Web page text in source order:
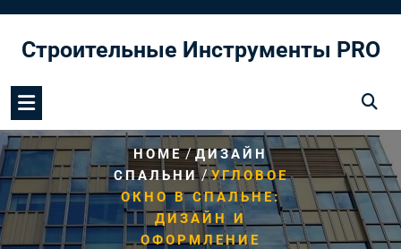
содержимому
Строительные Инструменты PRO
HOME/ДИЗАЙН
СПАЛЬНИ/УГЛОВОЕ
ОКНО В СПАЛЬНЕ:
ДИЗАЙН И
ОФОРМЛЕНИЕ